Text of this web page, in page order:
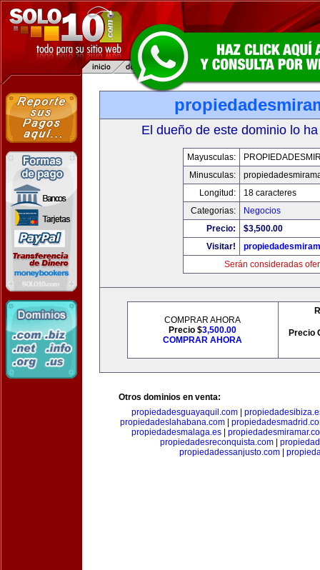
El dueño de este dominio lo
Mayusculas:
Minusculas:
Longitud:
18 caracteres
Categorias:
Negocios
Precio:
$3,500.00
Visitar!
Serán consideradas
COMPRAR AHORA
Precio $3,500.00
COMPRAR AHORA
Precio
Otros dominios en venta:
propiedadesguayaquil.com
propiedadeslahabana.com|
propiedadesmalaga.es|
propiedadesreconquista.com
propiedadessanjusto.com